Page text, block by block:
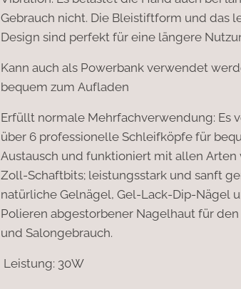
Gebrauch nicht. Die Bleistiftform und das
Design sind perfekt für eine längere
Kann auch als Powerbank verwendet
bequem zum Aufladen
Erfüllt normale Mehrfachverwendung: Es
über 6 professionelle Schleifköpfe für
Austausch und funktioniert mit allen Arten
Zoll-Schaftbits; leistungsstark und sanft
natürliche Gelnägel, Gel-Lack-Dip-Nägel
Polieren abgestorbener Nagelhaut für
und Salongebrauch.
Leistung: 30W